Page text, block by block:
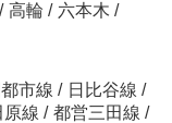
/ 高輪 / 六本木 /
市線 / 日比谷線 /
原線 / 都営三田線 /